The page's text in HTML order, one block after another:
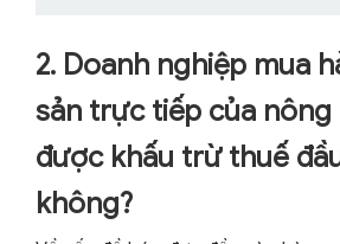
2. Doanh nghiệp mua
sản trực tiếp của nông
được khấu trừ thuế
không?